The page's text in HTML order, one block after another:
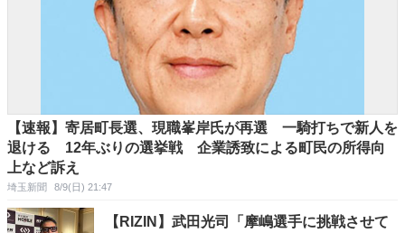
【速報】寄居町長選、現職峯岸氏が再選 一騎打ちで新人を
退ける 12年ぶりの選挙戦 企業誘致による町民の所得向
上など訴え
埼玉新聞 8/9(日) 21:47
【RIZIN】武田光司「摩嶋選手に挑戦させて